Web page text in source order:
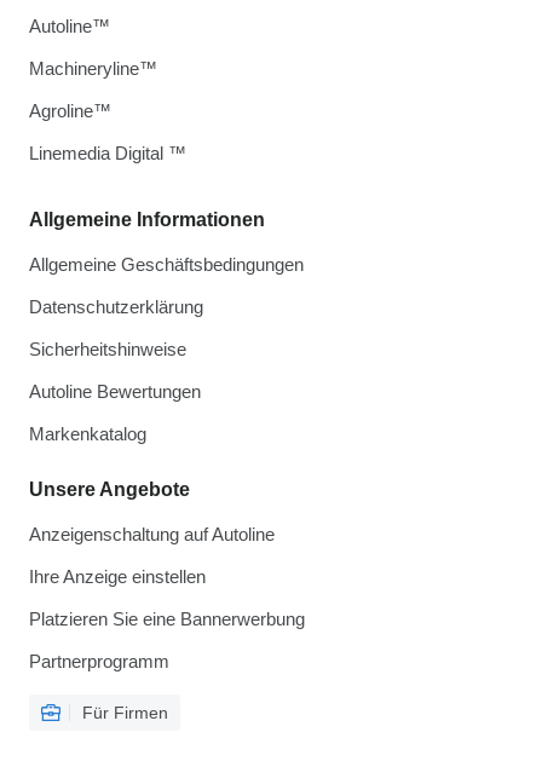
Allgemeine Informationen
Allgemeine Geschäftsbedingungen
Datenschutzerklärung
Sicherheitshinweise
Autoline Bewertungen
Markenkatalog
Unsere Angebote
Anzeigenschaltung auf Autoline
Ihre Anzeige einstellen
Platzieren Sie eine Bannerwerbung
Partnerprogramm
Für Firmen
Autoline™
Machineryline™
Agroline™
Linemedia Digital ™